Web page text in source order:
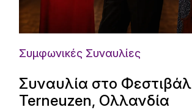
Συμφωνικές Συναυλίες
Συναυλία στο Φεστιβάλ
Terneuzen, Ολλανδία